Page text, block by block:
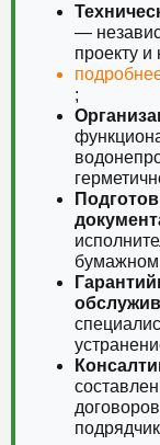
—
проекту
;
бумажном